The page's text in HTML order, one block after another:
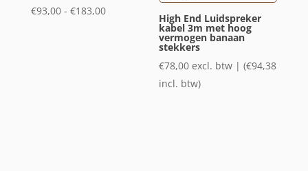
€93,00 - €183,00Prijsklasse:
High End Luidspreker
kabel 3m met hoog
vermogen banaan
stekkers
€78,00 excl. btw | (€94,38
incl. btw)